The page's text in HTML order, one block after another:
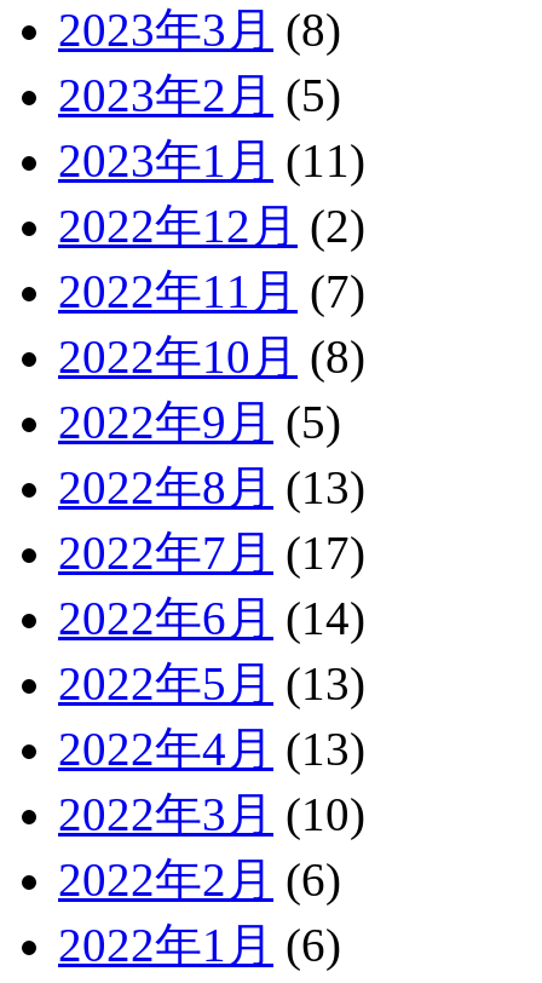
2023年3月 (8)
2023年2月 (5)
2023年1月 (11)
2022年12月 (2)
2022年11月 (7)
2022年10月 (8)
2022年9月 (5)
2022年8月 (13)
2022年7月 (17)
2022年6月 (14)
2022年5月 (13)
2022年4月 (13)
2022年3月 (10)
2022年2月 (6)
2022年1月 (6)